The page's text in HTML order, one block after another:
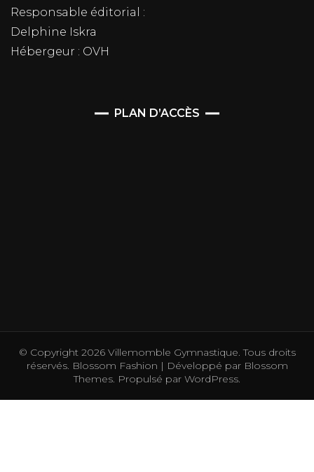
Responsable éditorial :
Delphine Iskra
Hébergeur : OVH
PLAN D’ACCÈS
© Copyright 2026 Villemomble Gymnastique . Tous droits
réservés. Blossom Fashion | Développé parBlossom
Themes . Propulsé par WordPress